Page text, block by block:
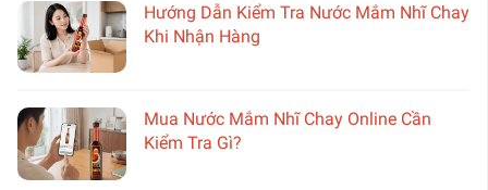
Hướng Dẫn Kiểm Tra Nước Mắm Nhĩ Chay
Khi Nhận Hàng
Mua Nước Mắm Nhĩ Chay Online Cần
Kiểm Tra Gì?